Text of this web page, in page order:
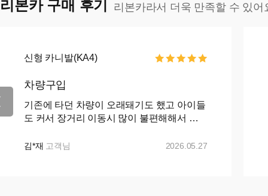
리본카 구매 후기 리본카라서 더욱 만족할 수 있어
신형 카니발(KA4)
차량구입
기존에 타던 차량이 오래돼기도 했고 아이들
도 커서 장거리 이동시 많이 불편해해서 카
준히 매물검색 해왔으나 마땅히 가격이나 조
김*재 고객님 2026.05.27